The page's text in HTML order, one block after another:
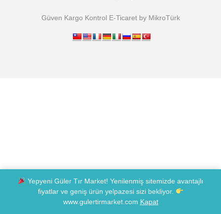
Güven Kargo Kontrol E-Ticaret by MikroTürk
Yepyeni Güler Tır Market! Yenilenmiş sitemizde avantajlı
fiyatlar ve geniş ürün yelpazesi sizi bekliyor.
www.gulertirmarket.com Kapat